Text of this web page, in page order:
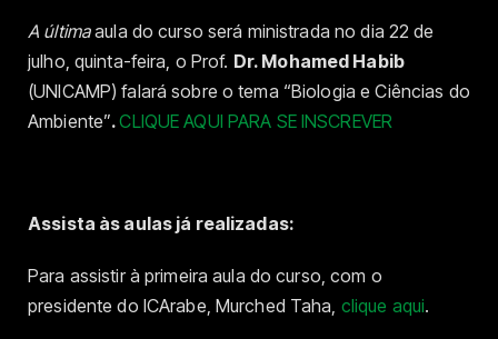
A últimaaula do curso será ministrada no dia 22 de
julho, quinta-feira, o Prof. Dr. Mohamed Habib
(UNICAMP) falará sobre o tema “Biologia e Ciências do
Ambiente”.CLIQUE AQUI PARA SE INSCREVER
Assista às aulas já realizadas:
Para assistir à primeira aula do curso, com o
presidente do ICArabe, Murched Taha, clique aqui.